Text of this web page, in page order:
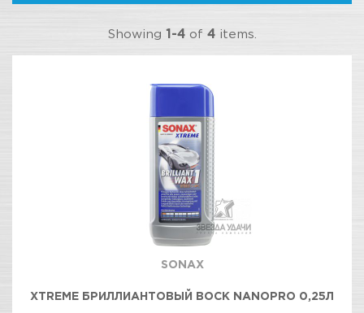
Showing 1-4of 4items.
SONAX
XTREME БРИЛЛИАНТОВЫЙ ВОСК NANOPRO 0,25Л